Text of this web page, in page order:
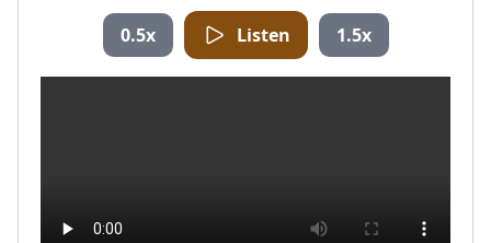
0.5x Listen 1.5x